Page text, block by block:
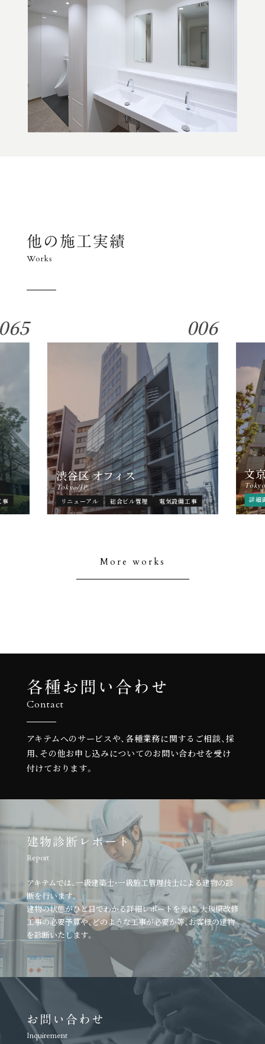
他の施工実績
Works
事
006
渋谷区 オフィス
Tokyo/JP
リニューアル
総合ビル管理 電気設備工事
文
詳細
More works
各種お問い合わせ
Contact
アキテムへのサービスや、各種業務に関するご相談、 採
用、その他お申し込みについてのお問い合わせを受け
付けております。
建物診断レポート
Report
アキテムでは、一級建築士・一級施工管理技士による建物の診
断を行います。
建物の状態がひと目でわかる詳細レポートを元に、大規模改修
工事の必要予算や、どのような工事が必要か等、お客様の建物
を診断いたします。
お問い合わせ
Inquirement